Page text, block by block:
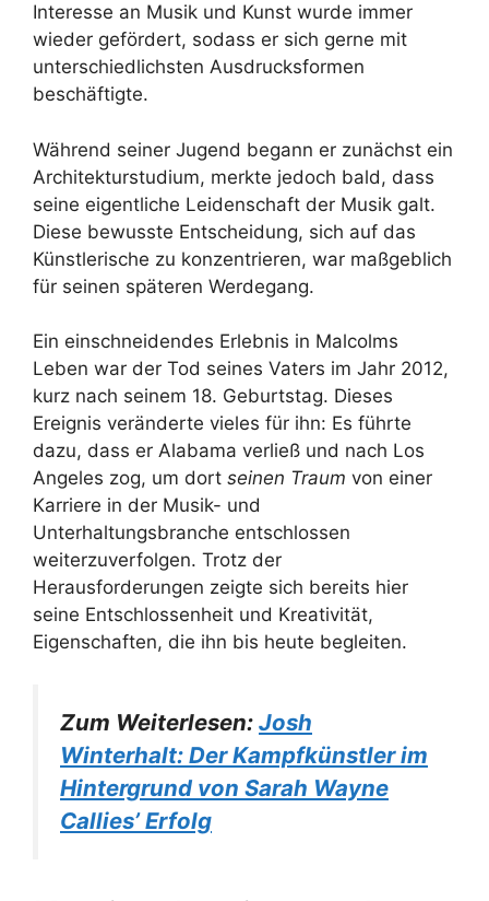
Interesse an Musik und Kunst wurde immer
wieder gefördert, sodass er sich gerne mit
unterschiedlichsten Ausdrucksformen
beschäftigte.
Während seiner Jugend begann er zunächst ein
Architekturstudium, merkte jedoch bald, dass
seine eigentliche Leidenschaft der Musik galt.
Diese bewusste Entscheidung, sich auf das
Künstlerische zu konzentrieren, war maßgeblich
für seinen späteren Werdegang.
Ein einschneidendes Erlebnis in Malcolms
Leben war der Tod seines Vaters im Jahr 2012,
kurz nach seinem 18. Geburtstag. Dieses
Ereignis veränderte vieles für ihn: Es führte
dazu, dass er Alabama verließ und nach Los
Angeles zog, um dort seinen Traum von einer
Karriere in der Musik- und
Unterhaltungsbranche entschlossen
weiterzuverfolgen. Trotz der
Herausforderungen zeigte sich bereits hier
seine Entschlossenheit und Kreativität,
Eigenschaften, die ihn bis heute begleiten.
Zum Weiterlesen: Josh
Winterhalt: Der Kampfkünstler im
Hintergrund von Sarah Wayne
Callies’ Erfolg